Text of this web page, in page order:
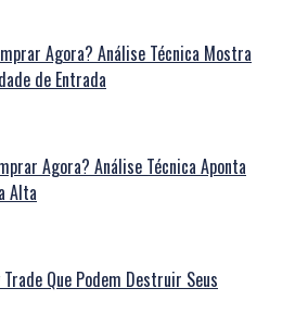
Agora? Análise Técnica Mostra
de Entrada
Agora? Análise Técnica Aponta
Alta
Que Podem Destruir Seus